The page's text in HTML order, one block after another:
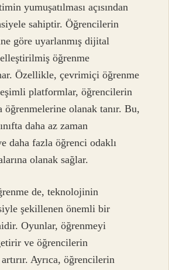
yumuşatılması açısından
sahiptir. Öğrencilerin
göre uyarlanmış dijital
öğrenme
Özellikle, çevrimiçi öğrenme
platformlar, öğrencilerin
öğrenmelerine olanak tanır. Bu,
daha az zaman
daha fazla öğrenci odaklı
olanak sağlar.
de, teknolojinin
şekillenen önemli bir
Oyunlar, öğrenmeyi
ve öğrencilerin
Ayrıca, öğrencilerin